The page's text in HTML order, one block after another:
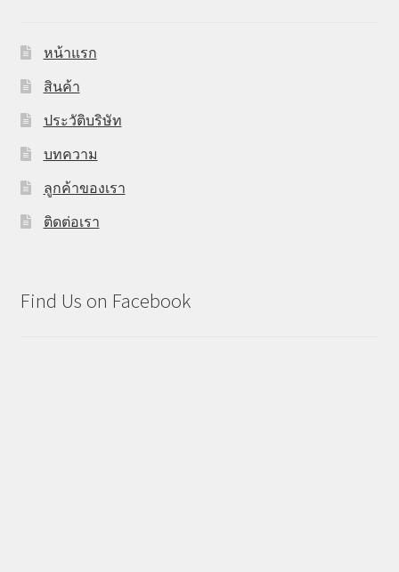
หน้าแรก
สินค้า
ประวัติบริษัท
บทความ
ลูกค้าของเรา
ติดต่อเรา
Find Us on Facebook